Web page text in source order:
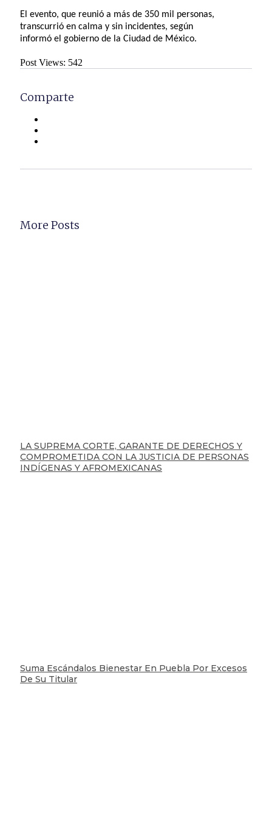
El evento, que reunió a más de 350 mil personas,
transcurrió en calma y sin incidentes, según
informó el gobierno de la Ciudad de México.
Post Views: 542
Comparte
More Posts
LA SUPREMA CORTE, GARANTE DE DERECHOS Y
COMPROMETIDA CON LA JUSTICIA DE PERSONAS
INDÍGENAS Y AFROMEXICANAS
Suma Escándalos Bienestar En Puebla Por Excesos
De Su Titular